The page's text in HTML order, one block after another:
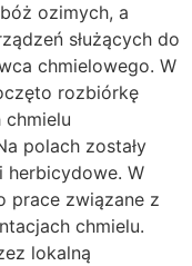
ozimych, a
służących do
chmielowego. W
rozbiórkę
polach zostały
herbicydowe. W
prace związane z
chmielu.
lokalną